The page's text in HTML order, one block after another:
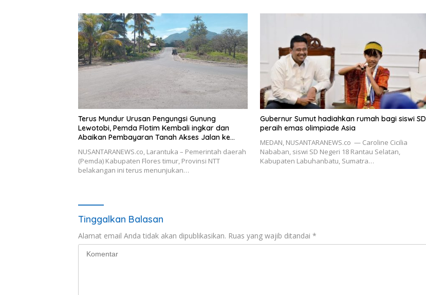
Terus Mundur Urusan Pengungsi Gunung
Lewotobi, Pemda Flotim Kembali ingkar dan
Abaikan Pembayaran Tanah Akses Jalan ke
NUSANTARANEWS.co, Larantuka – Pemerintah daerah
(Pemda) Kabupaten Flores timur, Provinsi NTT
belakangan ini terus menunjukan…
Gubernur Sumut hadiahkan rumah bagi siswi SD
peraih emas olimpiade Asia
MEDAN, NUSANTARANEWS.co — Caroline Cicilia
Nababan, siswi SD Negeri 18 Rantau Selatan,
Kabupaten Labuhanbatu, Sumatra…
Tinggalkan Balasan
Alamat email Anda tidak akan dipublikasikan. Ruas yang wajib ditandai *